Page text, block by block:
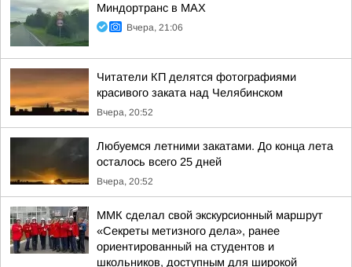
Миндортранс в MAX
Вчера, 21:06
Читатели КП делятся фотографиями
красивого заката над Челябинском
Вчера, 20:52
Любуемся летними закатами. До конца лета
осталось всего 25 дней
Вчера, 20:52
ММК сделал свой экскурсионный маршрут
«Секреты метизного дела», ранее
ориентированный на студентов и
школьников, доступным для широкой